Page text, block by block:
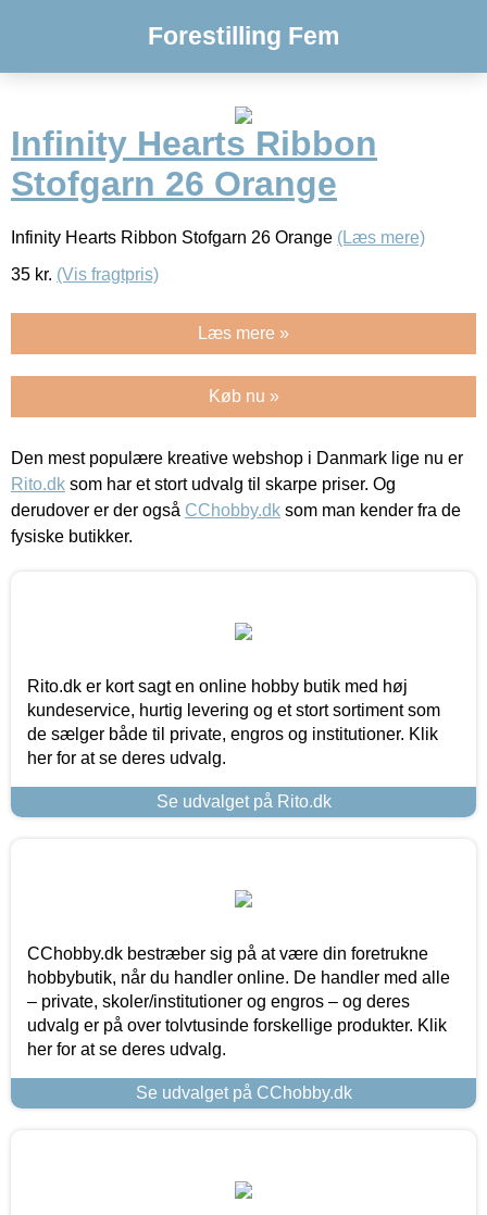
Forestilling Fem
Infinity Hearts Ribbon
Stofgarn 26 Orange
Infinity Hearts Ribbon Stofgarn 26 Orange (Læs mere)
35 kr. (Vis fragtpris)
Læs mere »
Køb nu »
Den mest populære kreative webshop i Danmark lige nu er
Rito.dk som har et stort udvalg til skarpe priser. Og
derudover er der også CChobby.dk som man kender fra de
fysiske butikker.
Rito.dk er kort sagt en online hobby butik med høj
kundeservice, hurtig levering og et stort sortiment som
de sælger både til private, engros og institutioner. Klik
her for at se deres udvalg.
Se udvalget på Rito.dk
CChobby.dk bestræber sig på at være din foretrukne
hobbybutik, når du handler online. De handler med alle
– private, skoler/institutioner og engros – og deres
udvalg er på over tolvtusinde forskellige produkter. Klik
her for at se deres udvalg.
Se udvalget på CChobby.dk